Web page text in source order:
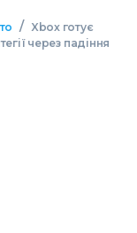
/ Xbox готує
через падіння